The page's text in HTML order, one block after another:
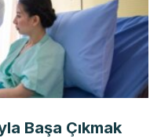
Başa Çıkmak